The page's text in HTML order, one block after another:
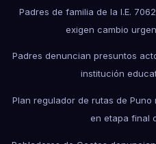
Padres de familia de la I.E.
exigen cambio
Padres denuncian presuntos
institución
Plan regulador de rutas de
en etapa final